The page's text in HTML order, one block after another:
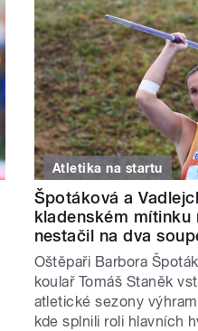
Atletika na startu
Špotáková a
kladenském
nestačil na dva
Oštěpaři Barbora
koulař Tomáš Staněk
atletické sezony
kde splnili roli hlavních